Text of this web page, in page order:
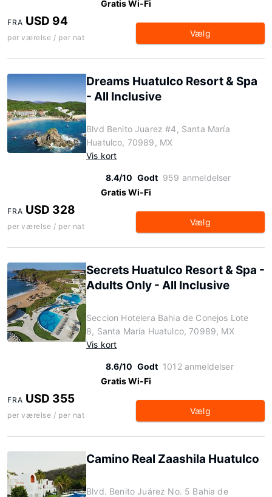
Gratis Wi-Fi
FRA USD 94
per værelse / per nat Vælg
Dreams Huatulco Resort & Spa
- All Inclusive
Blvd Benito Juarez #4, Santa María
Huatulco, 70989, MX
Vis kort
8.4/10 Godt 959 anmeldelser
Gratis Wi-Fi
FRA USD 328
per værelse / per nat Vælg
Secrets Huatulco Resort & Spa -
Adults Only - All Inclusive
Seccion Hotelera Bahia de Conejos Lote
8, Santa María Huatulco, 70989, MX
Vis kort
8.6/10 Godt 1012 anmeldelser
Gratis Wi-Fi
FRA USD 355
per værelse / per nat Vælg
Camino Real Zaashila Huatulco
Blvd. Benito Juárez No. 5 Bahia de